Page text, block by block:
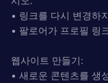
• 링크를 다시 변경하
• 팔로어가 프로필 링
웹사이트 만들기:
• 새로운 콘텐츠를 생